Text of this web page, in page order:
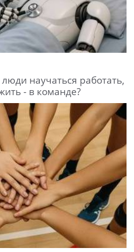
научаться работать,
- в команде?